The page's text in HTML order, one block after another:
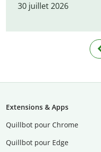
30 juillet 2026
Extensions & Apps
Quillbot pour Chrome
Quillbot pour Edge